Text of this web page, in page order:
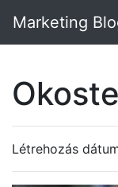
Marketing
Létrehozás